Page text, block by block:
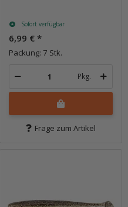
Sofort verfügbar
6,99 € *
Packung: 7 Stk.
Pkg.
Frage zum Artikel